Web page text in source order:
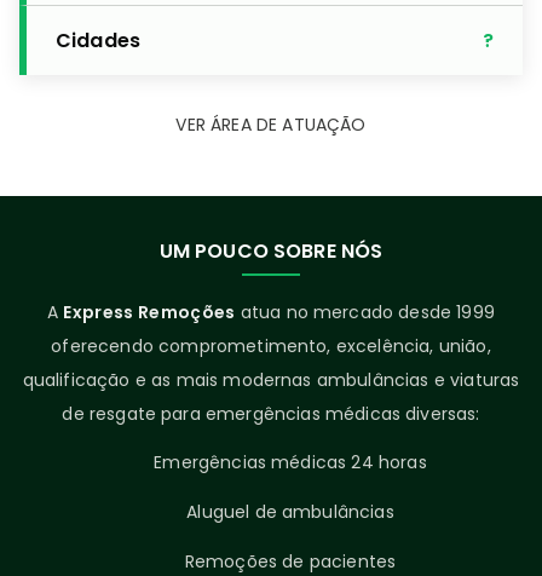
Cidades
VER ÁREA DE ATUAÇÃO
UM POUCO SOBRE NÓS
A Express Remoções atua no mercado desde 1999
oferecendo comprometimento, excelência, união,
qualificação e as mais modernas ambulâncias e viaturas
de resgate para emergências médicas diversas:
Emergências médicas 24 horas
Aluguel de ambulâncias
Remoções de pacientes